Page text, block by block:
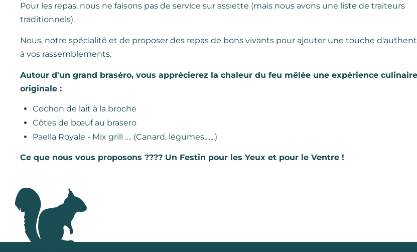
Pour les repas, nous ne faisons pas de service sur assiette (mais nous avons une liste de traiteurs
traditionnels).
Nous, notre spécialité et de proposer des repas de bons vivants pour ajouter une touche
à vos rassemblements.
Autour d'un grand braséro, vous apprécierez la chaleur du feu mêlée une expérience culinaire
originale :
Cochon de lait à la broche
Côtes de bœuf au brasero
Paella Royale - Mix grill …. (Canard, légumes.......)
Ce que nous vous proposons ???? Un Festin pour les Yeux et pour le Ventre !